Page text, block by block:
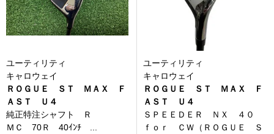
ユーティリティ
キャロウェイ
ＲＯＧＵＥ ＳＴ ＭＡＸ Ｆ
ＡＳＴ Ｕ４
純正特注シャフト Ｒ
ＭＣ 70Ｒ 40ｲﾝﾁ ...
ユーティリティ
キャロウェイ
ＲＯＧＵＥ ＳＴ ＭＡＸ Ｆ
ＡＳＴ Ｕ４
ＳＰＥＥＤＥＲ ＮＸ ４０
ｆｏｒ ＣＷ（ＲＯＧＵＥ Ｓ